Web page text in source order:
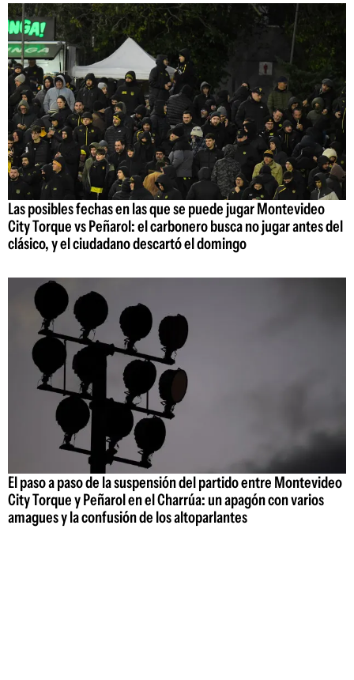
Las posibles fechas en las que se puede jugar Montevideo
City Torque vs Peñarol: el carbonero busca no jugar antes del
clásico, y el ciudadano descartó el domingo
El paso a paso de la suspensión del partido entre Montevideo
City Torque y Peñarol en el Charrúa: un apagón con varios
amagues y la confusión de los altoparlantes